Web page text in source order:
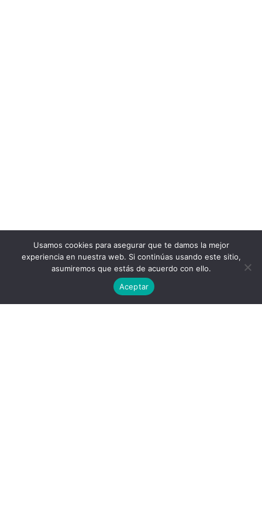
Usamos cookies para asegurar que te damos la mejor
experiencia en nuestra web. Si continúas usando este sitio,
asumiremos que estás de acuerdo con ello.
Aceptar